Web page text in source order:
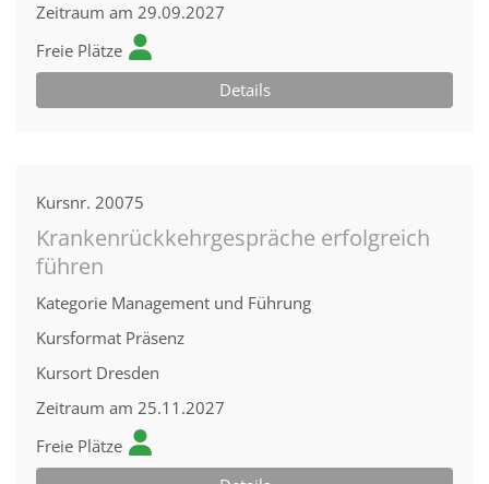
Zeitraum am 29.09.2027
Freie Plätze
Details
Kursnr. 20075
Krankenrückkehrgespräche erfolgreich
führen
Kategorie Management und Führung
Kursformat Präsenz
Kursort Dresden
Zeitraum am 25.11.2027
Freie Plätze